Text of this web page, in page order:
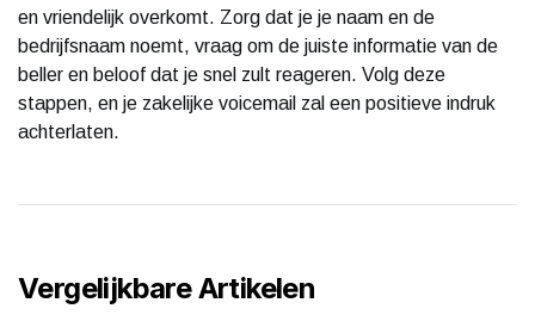
en vriendelijk overkomt. Zorg dat je je naam en de
bedrijfsnaam noemt, vraag om de juiste informatie van de
beller en beloof dat je snel zult reageren. Volg deze
stappen, en je zakelijke voicemail zal een positieve indruk
achterlaten.
Vergelijkbare Artikelen